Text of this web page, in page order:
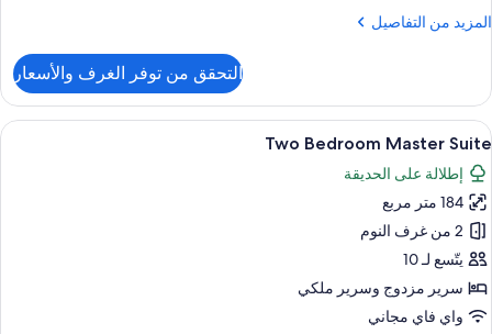
La
المزيد من التفاصيل
المزيد
غرفة
(Roulette
Playa
del
Carmen
or
La
Perla)
التحقق من توفر الغرف والأسعار
استعراض
جميع
صور
Two
Bedroom
Master
Suite
6
Two Bedroom Master Suite
إطلالة على الحديقة
184 متر مربع
2 من غرف النوم
يتّسع لـ 10
سرير مزدوج‫‬ وسرير ملكي
واي فاي مجاني